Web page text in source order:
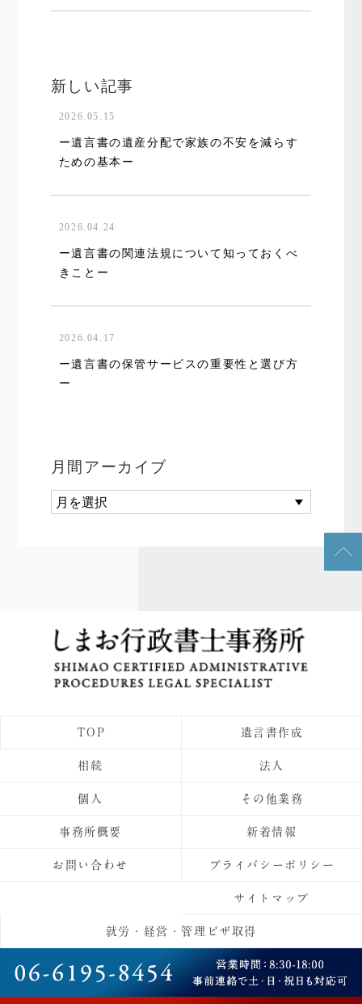
新しい記事
2026.05.15
ー遺言書の遺産分配で家族の不安を減らす
ための基本ー
2026.04.24
ー遺言書の関連法規について知っておくべ
きことー
2026.04.17
ー遺言書の保管サービスの重要性と選び方
ー
月間アーカイブ
TOP 遺言書作成
相続 法人
個人 その他業務
事務所概要 新着情報
お問い合わせ プライバシーポリシー
サイトマップ
就労・経営・管理ビザ取得